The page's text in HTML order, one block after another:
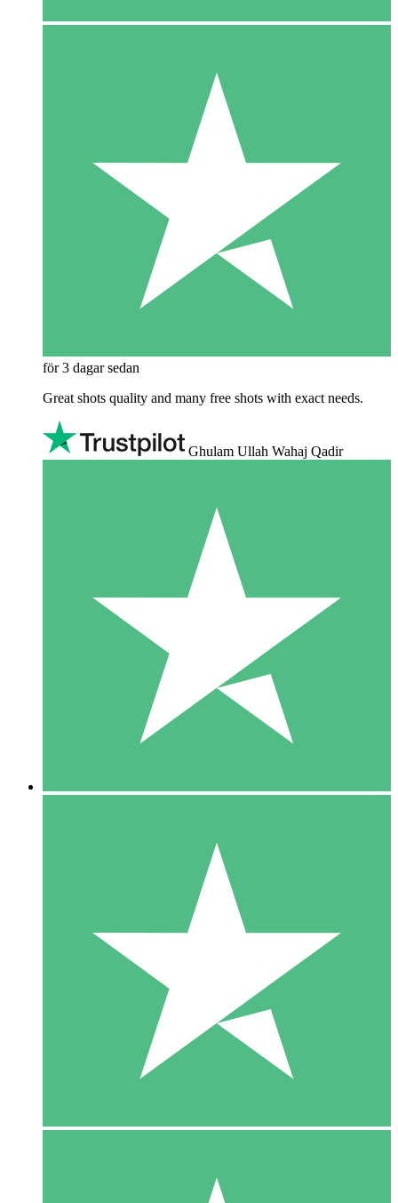
för 3 dagar sedan
Great shots quality and many free shots with exact needs.
Ghulam Ullah Wahaj Qadir